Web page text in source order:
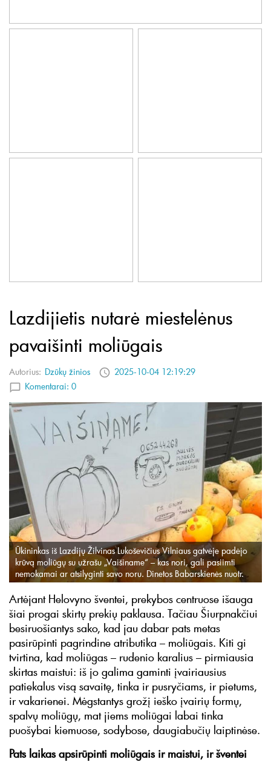
Lazdijietis nutarė miestelėnus
pavaišinti moliūgais
Autorius: Dzūkų žinios
2025-10-04 12:19:29
Komentarai: 0
Ūkininkas iš Lazdijų Žilvinas Lukoševičius Vilniaus gatvėje padėjo
krūvą moliūgų su užrašu „Vaišiname“ – kas nori, gali pasiimti
nemokamai ar atsilyginti savo noru. Dinetos Babarskienės nuotr.
Artėjant Helovyno šventei, prekybos centruose išauga
šiai progai skirtų prekių paklausa. Tačiau Šiurpnakčiui
besiruošiantys sako, kad jau dabar pats metas
pasirūpinti pagrindine atributika – moliūgais. Kiti gi
tvirtina, kad moliūgas – rudenio karalius – pirmiausia
skirtas maistui: iš jo galima gaminti įvairiausius
patiekalus visą savaitę, tinka ir pusryčiams, ir pietums,
ir vakarienei. Mėgstantys grožį ieško įvairių formų,
spalvų moliūgų, mat jiems moliūgai labai tinka
puošybai kiemuose, sodybose, daugiabučių laiptinėse.
Pats laikas apsirūpinti moliūgais ir maistui, ir šventei